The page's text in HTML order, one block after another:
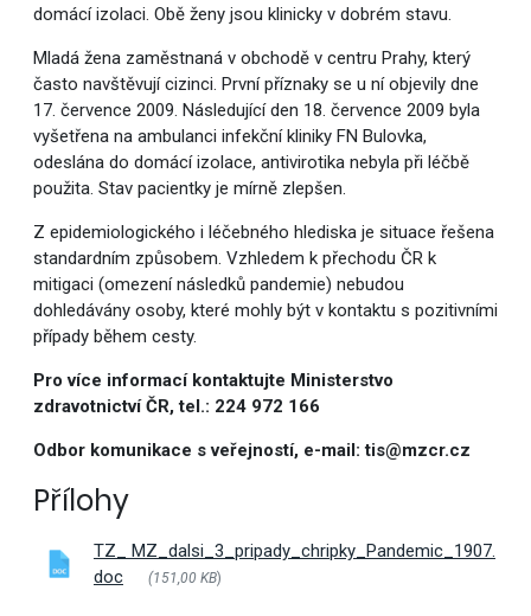
domácí izolaci. Obě ženy jsou klinicky v dobrém stavu.
Mladá žena zaměstnaná v obchodě v centru Prahy, který
často navštěvují cizinci. První příznaky se u ní objevily dne
17. července 2009. Následující den 18. července 2009 byla
vyšetřena na ambulanci infekční kliniky FN Bulovka,
odeslána do domácí izolace, antivirotika nebyla při léčbě
použita. Stav pacientky je mírně zlepšen.
Z epidemiologického i léčebného hlediska je situace řešena
standardním způsobem. Vzhledem k přechodu ČR k
mitigaci (omezení následků pandemie) nebudou
dohledávány osoby, které mohly být v kontaktu s pozitivními
případy během cesty.
Pro více informací kontaktujte Ministerstvo
zdravotnictví ČR, tel.: 224 972 166
Odbor komunikace s veřejností, e-mail: tis@mzcr.cz
Přílohy
TZ_ MZ_dalsi_3_pripady_chripky_Pandemic_1907.
doc
(151,00 KB)